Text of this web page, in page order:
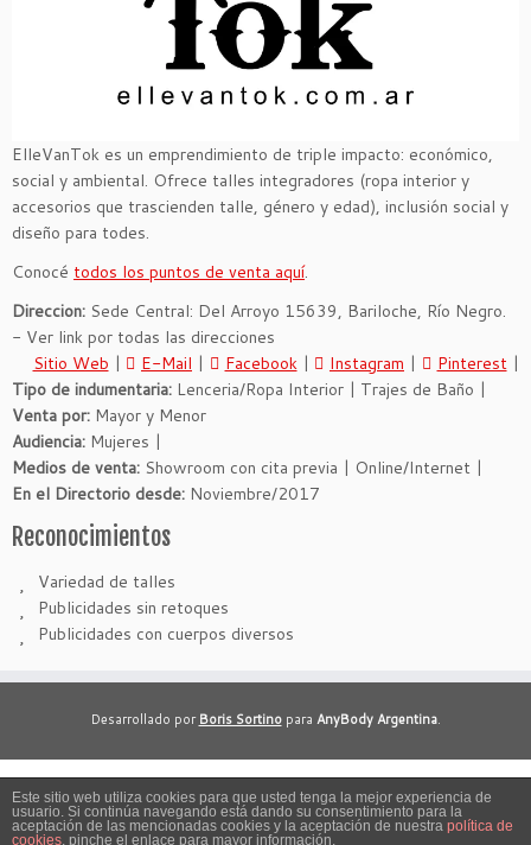
ElleVanTok es un emprendimiento de triple impacto: económico,
social y ambiental. Ofrece talles integradores (ropa interior y
accesorios que trascienden talle, género y edad), inclusión social y
diseño para todes.
Conocé todos los puntos de venta aquí.
Direccion: Sede Central: Del Arroyo 15639, Bariloche, Río Negro.
- Ver link por todas las direcciones
Sitio Web | E-Mail | Facebook| Instagram | Pinterest|
Tipo de indumentaria: Lenceria/Ropa Interior | Trajes de Baño |
Venta por: Mayor y Menor
Audiencia: Mujeres |
Medios de venta: Showroom con cita previa | Online/Internet |
En el Directorio desde: Noviembre/2017
Reconocimientos
Variedad de talles
Publicidades sin retoques
Publicidades con cuerpos diversos
Desarrollado porBoris Sortinopara AnyBody Argentina.
·© 2026 El Talle Único No Es El Único Talle·Funciona con
·
Este sitio web utiliza cookies para que usted tenga la mejor experiencia de
usuario. Si continúa navegando está dando su consentimiento para la
aceptación de las mencionadas cookies y la aceptación de nuestra política de
cookies, pinche el enlace para mayor información.